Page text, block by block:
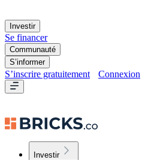
Investir
Se financer
Communauté
S’informer
S’inscrire gratuitement Connexion
Investir